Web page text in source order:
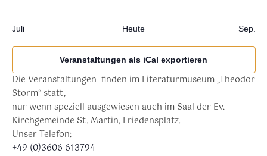
Juli Heute Sep.
Veranstaltungen als iCal exportieren
Die Veranstaltungen finden im Literaturmuseum „Theodor
Storm“ statt,
nur wenn speziell ausgewiesen auch im Saal der Ev.
Kirchgemeinde St. Martin, Friedensplatz.
Unser Telefon:
+49 (0)3606 613794